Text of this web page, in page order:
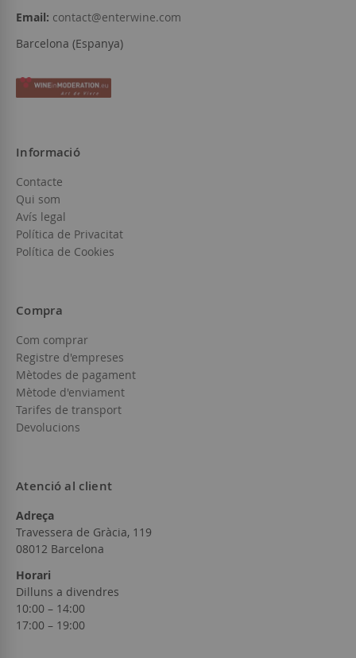
Email: contact@enterwine.com
Barcelona (Espanya)
Informació
Contacte
Qui som
Avís legal
Política de Privacitat
Política de Cookies
Compra
Com comprar
Registre d'empreses
Mètodes de pagament
Mètode d'enviament
Tarifes de transport
Devolucions
Atenció al client
Adreça
Travessera de Gràcia, 119
08012 Barcelona
Horari
Dilluns a divendres
10:00 – 14:00
17:00 – 19:00